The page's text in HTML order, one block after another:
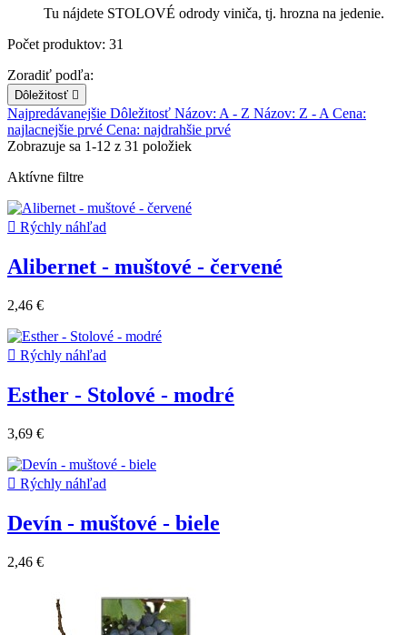
Tu nájdete STOLOVÉ odrody viniča, tj. hrozna na jedenie.
Počet produktov: 31
Zoradiť podľa:
Dôležitosť 
Najpredávanejšie Dôležitosť Názov: A - Z Názov: Z - A Cena:
najlacnejšie prvé Cena: najdrahšie prvé
Zobrazuje sa 1-12 z 31 položiek
Aktívne filtre
 Rýchly náhľad
Alibernet - muštové - červené
2,46 €
 Rýchly náhľad
Esther - Stolové - modré
3,69 €
 Rýchly náhľad
Devín - muštové - biele
2,46 €